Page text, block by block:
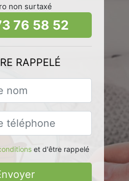
non surtaxé
76 58 52
RAPPELÉ
et d'être rappelé